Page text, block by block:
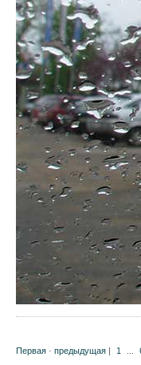
Первая · предыдущая | 1